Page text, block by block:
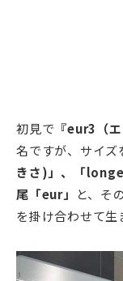
初見で 『eur3（
名ですが、サイ
きさ)」、「
尾「eur」
と、そ
を掛け合わせて生